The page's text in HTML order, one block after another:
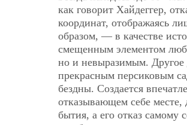
как говорит Хайдеггер,
координат, отображаясь
образом, — в качестве
смещенным элементом
но и невыразимым. Другое
прекрасным персиковым
бездны. Создается
отказывающем себе
бытия, а его отказ